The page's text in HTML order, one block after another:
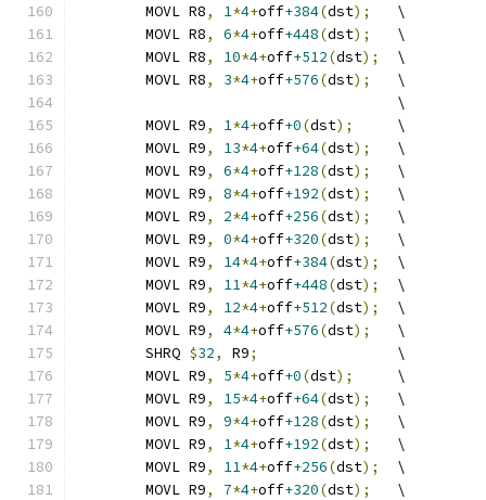
	MOVL R8
, 1*4+off+384(dst);
   \
	MOVL R8
, 6*4+off+448(dst);
   \
	MOVL R8
, 10*4+off+512(dst);
  \
	MOVL R8
, 3*4+off+576(dst);
   \
	                             \
	MOVL R9
, 1*4+off+0(dst);
     \
	MOVL R9
, 13*4+off+64(dst);
   \
	MOVL R9
, 6*4+off+128(dst);
   \
	MOVL R9
, 8*4+off+192(dst);
   \
	MOVL R9
, 2*4+off+256(dst);
   \
	MOVL R9
, 0*4+off+320(dst);
   \
	MOVL R9
, 14*4+off+384(dst);
  \
	MOVL R9
, 11*4+off+448(dst);
  \
	MOVL R9
, 12*4+off+512(dst);
  \
	MOVL R9
, 4*4+off+576(dst);
   \
	SHRQ
$32, R9;
                \
	MOVL R9
, 5*4+off+0(dst);
     \
	MOVL R9
, 15*4+off+64(dst);
   \
	MOVL R9
, 9*4+off+128(dst);
   \
	MOVL R9
, 1*4+off+192(dst);
   \
	MOVL R9
, 11*4+off+256(dst);
  \
	MOVL R9
, 7*4+off+320(dst);
   \